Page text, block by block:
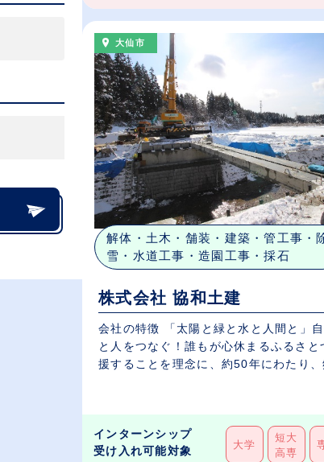
大仙市
解体・土木・舗装・建築・管工事・
雪・水道工事・造園工事・採石
株式会社 協和土建
会社の特徴 「太陽と緑と水と人間と」
と人をつなぐ！誰もが心休まるふるさと
援することを理念に、約50年にわたり、
インターンシップ
受け入れ可能対象
大学
短大
高専